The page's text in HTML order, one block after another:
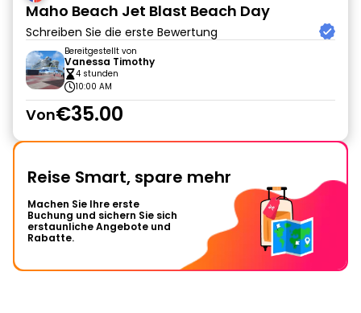
Maho Beach Jet Blast Beach Day
Schreiben Sie die erste Bewertung
Bereitgestellt von
Vanessa Timothy
4 stunden
10:00 AM
Von€35.00
Reise Smart, spare mehr
Machen Sie Ihre erste
Buchung und sichern Sie sich
erstaunliche Angebote und
Rabatte.